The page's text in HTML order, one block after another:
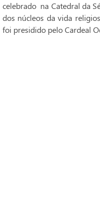
celebrado na Catedral da
dos núcleos da vida
foi presidido pelo Cardeal